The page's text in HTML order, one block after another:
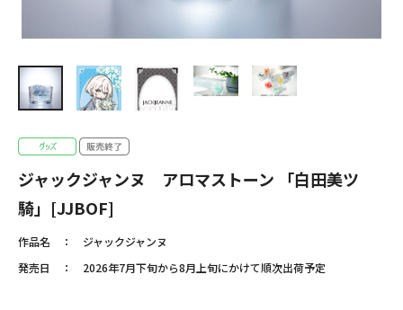
ジャックジャンヌ アロマストーン 「白田美ツ
騎」[JJBOF]
作品名
ジャックジャンヌ
発売日
2026年7月下旬から8月上旬にかけて順次出荷予定